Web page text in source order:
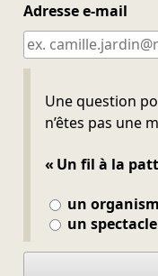
Adresse e-mail
Une question
n’êtes pas une
« Un fil à la
un
un spectacle
Ne pas remplir